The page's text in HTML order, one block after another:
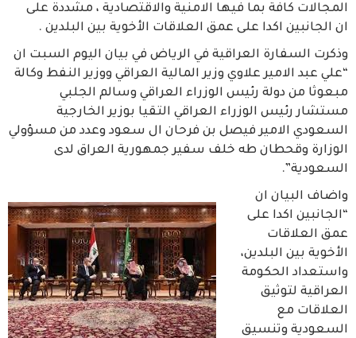
المجالات كافة بما فيها الامنية والاقتصادية ، مشددة على
ان الجانبين اكدا على عمق العلاقات الأخوية بين البلدين .
وذكرت السفارة العراقية في الرياض في بيان اليوم السبت ان
“علي عبد الامير علاوي وزير المالية العراقي ووزير النفط وكالة
مبعوثا من دولة رئيس الوزراء العراقي وسالم الجلبي
مستشار رئيس الوزراء العراقي التقيا بوزير الخارجية
السعودي الامير فيصل بن فرحان ال سعود وعدد من مسؤولي
الوزارة وقحطان طه خلف سفير جمهورية العراق لدى
السعودية”.
واضاف البيان ان
“الجانبين اكدا على
عمق العلاقات
الأخوية بين البلدين،
واستعداد الحكومة
العراقية لتوثيق
العلاقات مع
السعودية وتنسيق